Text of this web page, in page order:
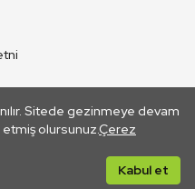
Sitede gezinmeye devam
etmiş olursunuz.Çerez
Kabul et
yoluyla gidilen dış